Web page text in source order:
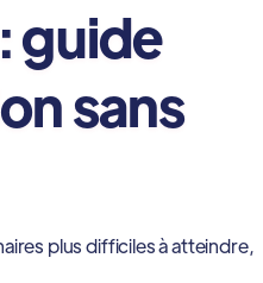
guide
sans
plus difficiles à atteindre,